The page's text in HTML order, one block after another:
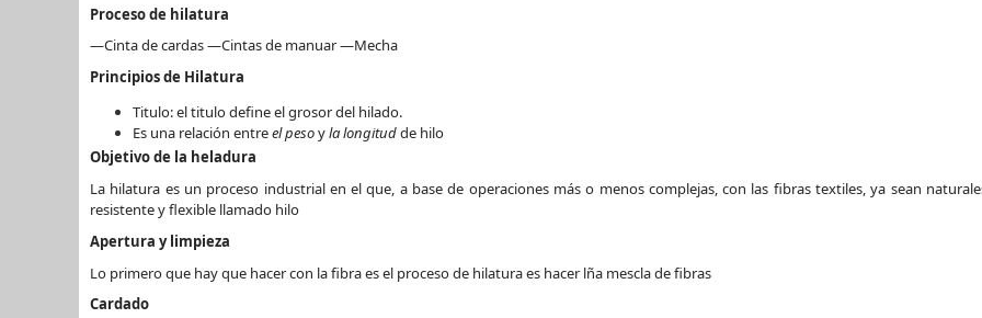
Proceso de hilatura
—Cinta de cardas —Cintas de manuar —Mecha
Principios de Hilatura
Titulo: el titulodefine el grosor del hilado.
Es una relación entreel pesoyla longitudde hilo
Objetivo de la heladura
La hilatura es un proceso industrial en el que, a base de operaciones más o menos complejas, con las fibras textiles, ya sean
resistente y flexible llamado hilo
Apertura y limpieza
Lo primero que hay que hacer con la fibra es el proceso de hilatura es hacer lña mescla de fibras
Cardado